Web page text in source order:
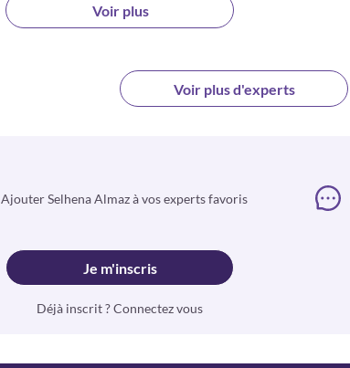
Voir plus
Voir plus d'experts
Ajouter Selhena Almaz à vos experts favoris
Je m'inscris
Déjà inscrit ? Connectez vous